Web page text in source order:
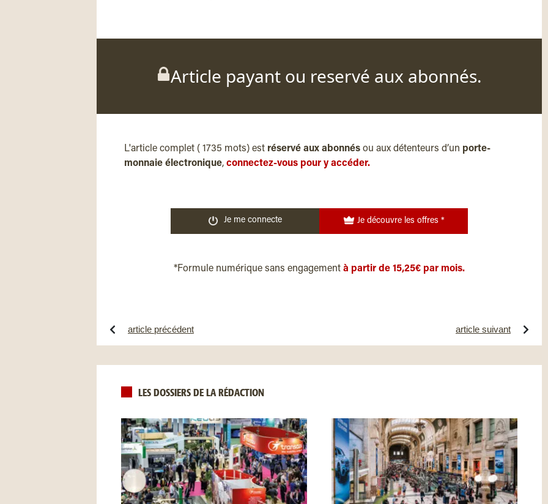
Article payant ou reservé aux abonnés.
L'article complet ( 1735 mots) est réservé aux abonnés ou aux détenteurs d’un porte-
monnaie électronique, connectez-vous pour y accéder.
Je me connecte Je découvre les offres *
*Formule numérique sans engagement à partir de 15,25€ par mois.
article précédent article suivant
LES DOSSIERS DE LA RÉDACTION